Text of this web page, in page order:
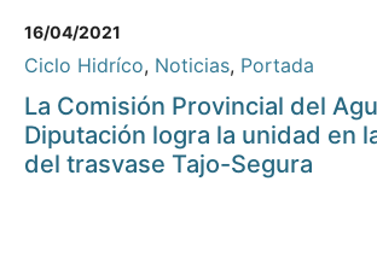
16/04/2021
Ciclo Hidríco, Noticias, Portada
La Comisión Provincial del
Diputación logra la unidad en
del trasvase Tajo-Segura